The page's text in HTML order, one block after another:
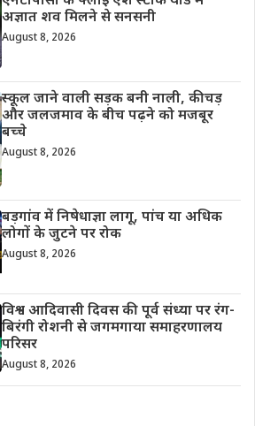
अज्ञात शव मिलने से सनसनी
August 8, 2026
स्कूल जाने वाली सड़क बनी नाली, कीचड़
और जलजमाव के बीच पढ़ने को मजबूर
बच्चे
August 8, 2026
बड़गांव में निषेधाज्ञा लागू, पांच या अधिक
लोगों के जुटने पर रोक
August 8, 2026
विश्व आदिवासी दिवस की पूर्व संध्या पर रंग-
बिरंगी रोशनी से जगमगाया समाहरणालय
परिसर
August 8, 2026